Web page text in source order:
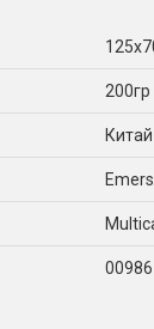
200гр
Китай
00986